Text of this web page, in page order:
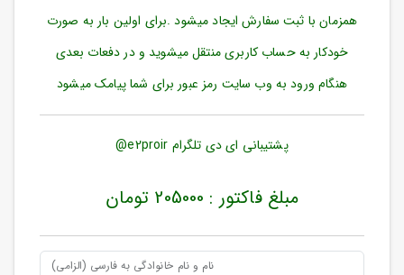
مندی
ها
همزمان با ثبت سفارش ایجاد میشود .برای اولین بار به صورت
خودکار به حساب کاربری منتقل میشوید و در دفعات بعدی
هنگام ورود به وب سایت رمز عبور برای شما پیامک میشود
پشتیبانی ای دی تلگرام e2proir@
مبلغ فاکتور : 205000 تومان
نام و نام خانوادگی به فارسی (الزامی)